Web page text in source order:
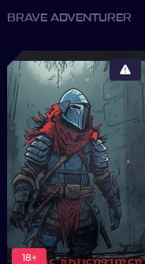
BRAVE ADVENTURER
18+